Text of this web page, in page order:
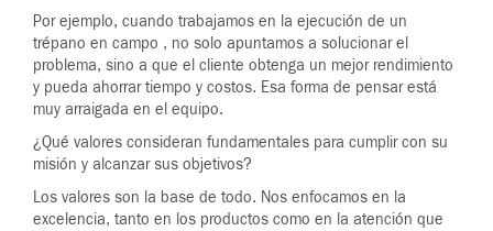
Por ejemplo, cuando trabajamos en la ejecución de un
trépano en campo , no solo apuntamos a solucionar el
problema, sino a que el cliente obtenga un mejor rendimiento
y pueda ahorrar tiempo y costos. Esa forma de pensar está
muy arraigada en el equipo.
¿Qué valores consideran fundamentales para cumplir con su
misión y alcanzar sus objetivos?
Los valores son la base de todo. Nos enfocamos en la
excelencia, tanto en los productos como en la atención que